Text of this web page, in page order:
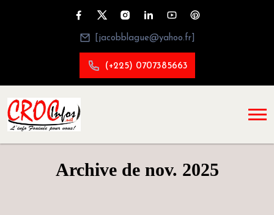
[jacobblague@yahoo.fr]
(+225) 0707385663
Archive de nov. 2025